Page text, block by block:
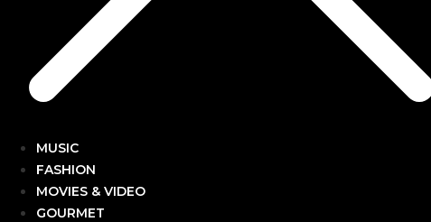
MUSIC
FASHION
MOVIES & VIDEO
GOURMET